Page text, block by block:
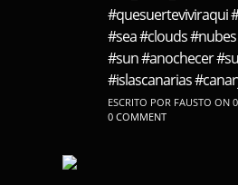
#quesuerteviviraqui
#sea #clouds
#sun #anochecer
#islascanarias
ESCRITO POR FAUSTO ON
0 COMMENT